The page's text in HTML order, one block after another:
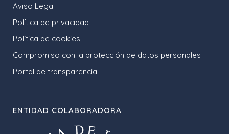
Aviso Legal
Política de privacidad
Política de cookies
Compromiso con la protección de datos personales
Portal de transparencia
ENTIDAD COLABORADORA